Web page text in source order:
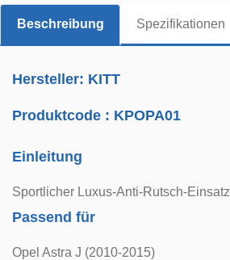
Beschreibung Spezifikationen
Hersteller: KITT
Produktcode : KPOPA01
Einleitung
Sportlicher Luxus-Anti-Rutsch-Einsatz
Passend für
Opel Astra J (2010-2015)